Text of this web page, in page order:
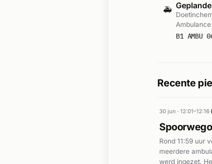
🚑
B1 AMBU
Recente
30 jun · 12:01–12:16·
Rond 11:59 uur
meerdere
werd ingezet.